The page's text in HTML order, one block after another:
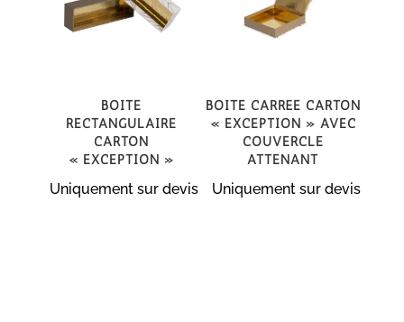
Boite
rectangulaire
carton
« Exception »
Uniquement sur devis
Boite carrée carton
« Exception » avec
couvercle
attenant
Uniquement sur devis